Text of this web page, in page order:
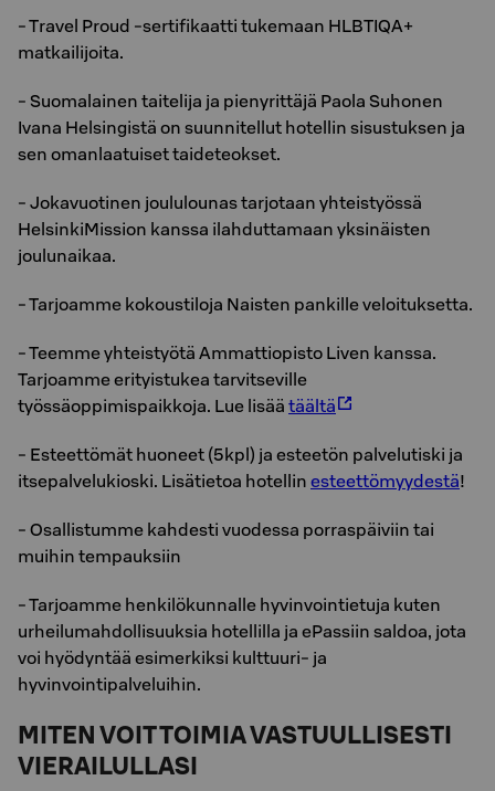
- Travel Proud -sertifikaatti tukemaan HLBTIQA+
matkailijoita.
- Suomalainen taitelija ja pienyrittäjä Paola Suhonen
Ivana Helsingistä on suunnitellut hotellin sisustuksen ja
sen omanlaatuiset taideteokset.
- Jokavuotinen joululounas tarjotaan yhteistyössä
HelsinkiMission kanssa ilahduttamaan yksinäisten
joulunaikaa.
- Tarjoamme kokoustiloja Naisten pankille veloituksetta.
- Teemme yhteistyötä Ammattiopisto Liven kanssa.
Tarjoamme erityistukea tarvitseville
työssäoppimispaikkoja. Lue lisää täältä
- Esteettömät huoneet (5kpl) ja esteetön palvelutiski ja
itsepalvelukioski. Lisätietoa hotellin esteettömyydestä!
- Osallistumme kahdesti vuodessa porraspäiviin tai
muihin tempauksiin
- Tarjoamme henkilökunnalle hyvinvointietuja kuten
urheilumahdollisuuksia hotellilla ja ePassiin saldoa, jota
voi hyödyntää esimerkiksi kulttuuri- ja
hyvinvointipalveluihin.
MITEN VOIT TOIMIA VASTUULLISESTI
VIERAILULLASI